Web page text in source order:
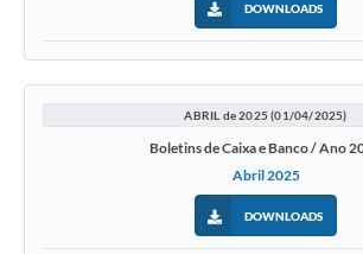
DOWNLOADS
ABRIL de 2025 (01/04/2025)
Boletins de Caixa e Banco / Ano
Abril 2025
DOWNLOADS